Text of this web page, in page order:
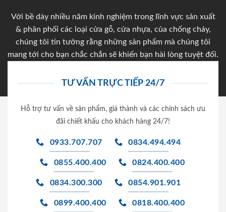
Với bề dày nhiều năm kinh nghiệm trong lĩnh vực sản xuất
& phân phối các loại cửa gỗ, cửa nhựa, của chống cháy,
chúng tôi tin tưởng rằng những sản phẩm mà chúng tôi
mang tới cho bạn chắc chắn sẽ khiến bạn hài lòng tuyệt đối.
TƯ VẤN TRỰC TIẾP 24/7
Hỗ trợ tư vấn về sản phẩm, giá thành và các chính sách ưu
đãi chiết khấu cho khách hàng 24/7!
0933.707.707 0834.494.494
0855.400.400 0824.400.400
0834.300.300 0854.901.901
0899.400.400 0818.400.400